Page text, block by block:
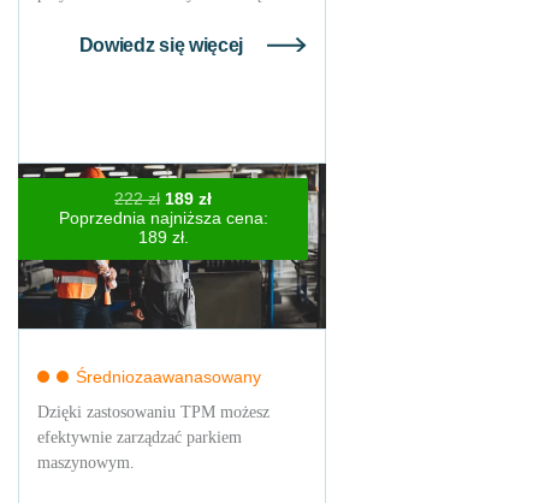
Dowiedz się więcej
Średniozaawanasowany
Dzięki zastosowaniu TPM możesz
efektywnie zarządzać parkiem
maszynowym.
222zł Pierwotna
cena
wynosiła:
222 zł.
189 złAktualna
cena
189 zł.
Poprzednia najniższa cena:
189 zł.